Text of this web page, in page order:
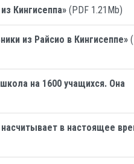
Кингисеппа» (PDF 1.21Mb)
из Райсио в Кингисеппе»
на 1600 учащихся. Она
в настоящее